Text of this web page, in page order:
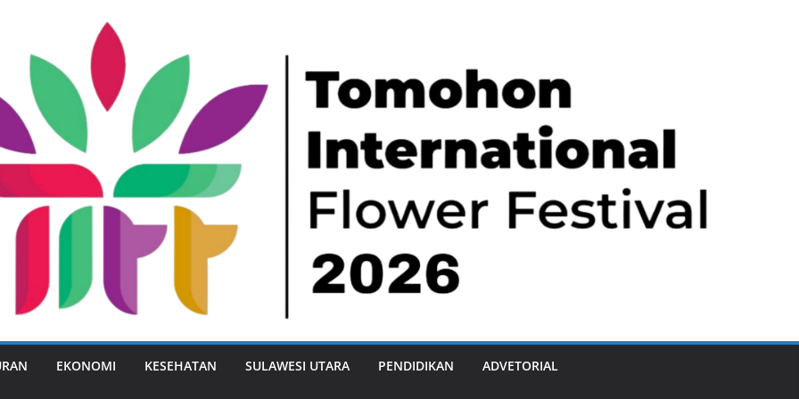
EKONOMI KESEHATAN SULAWESI UTARA PENDIDIKAN ADVETORIAL